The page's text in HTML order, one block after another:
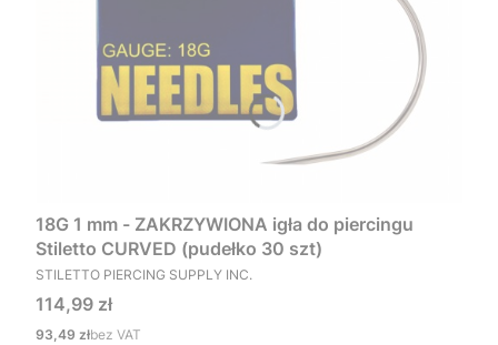
18G 1 mm - ZAKRZYWIONA igła do piercingu
Stiletto CURVED (pudełko 30 szt)
PRODUCENT
STILETTO PIERCING SUPPLY INC.
Cena
114,99 zł
Cena
93,49 złbez VAT